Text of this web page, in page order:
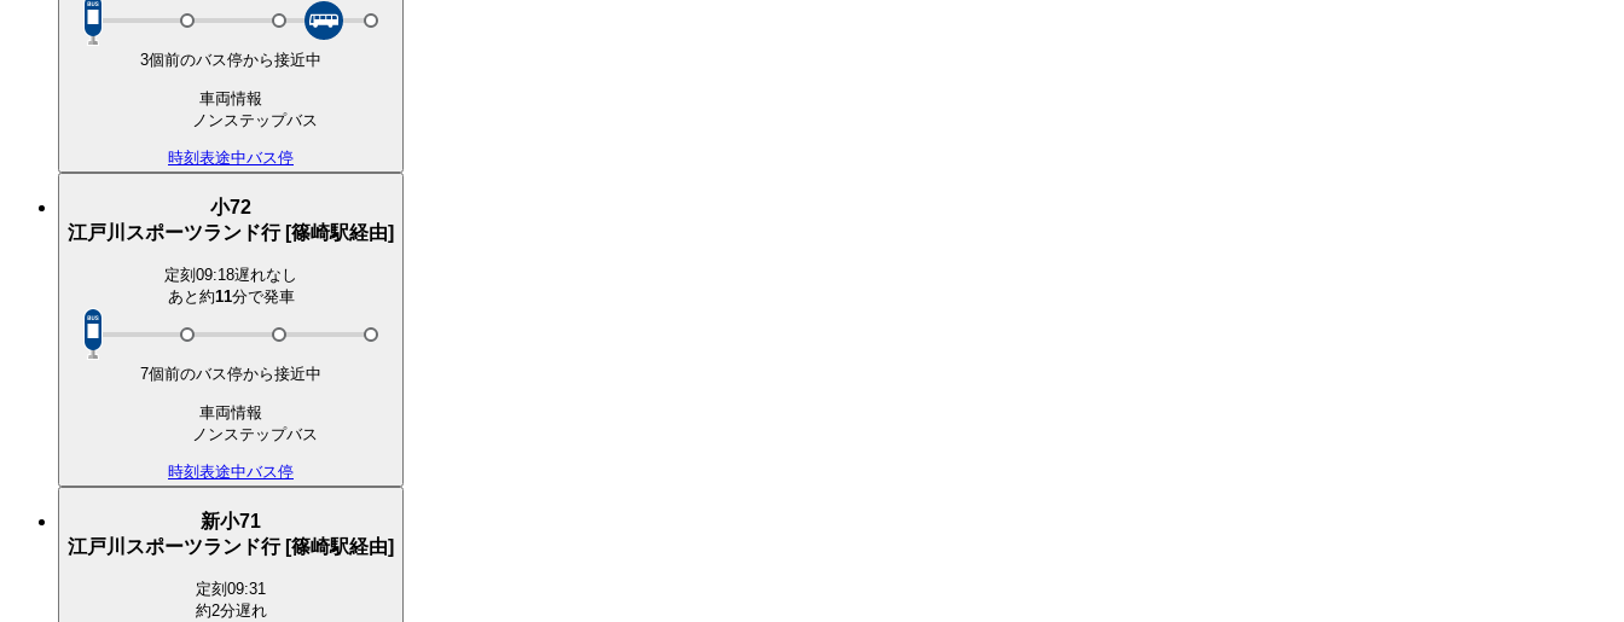
3個前のバス停から接近中
車両情報
ノンステップバス
時刻表途中バス停
小72
江戸川スポーツランド行 [篠崎駅経由]
定刻 09:18遅れなし
あと約11分で発車
7個前のバス停から接近中
車両情報
ノンステップバス
時刻表途中バス停
新小71
江戸川スポーツランド行 [篠崎駅経由]
定刻 09:31
約2分遅れ